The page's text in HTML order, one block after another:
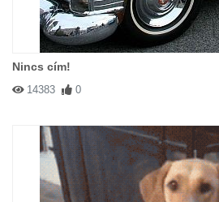
Nincs cím!
14383 0